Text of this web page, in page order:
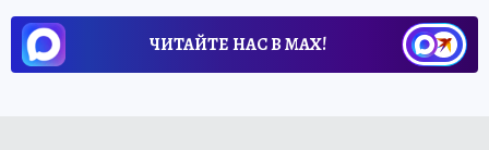
ЧИТАЙТЕ НАС В МАХ!